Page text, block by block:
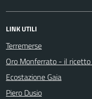
LINK UTILI
Terremerse
Oro Monferrato - il ricetto
Ecostazione Gaia
Piero Dusio